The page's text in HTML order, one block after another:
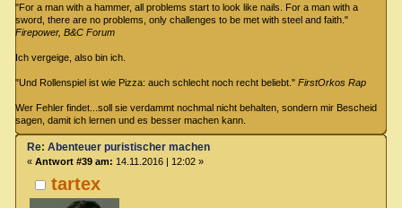
"For a man with a hammer, all problems start to look like nails. For a man with a
sword, there are no problems, only challenges to be met with steel and faith."
Firepower, B&C Forum
Ich vergeige, also bin ich.
"Und Rollenspiel ist wie Pizza: auch schlecht noch recht beliebt."FirstOrkos Rap
Wer Fehler findet...soll sie verdammt nochmal nicht behalten, sondern mir Bescheid
sagen, damit ich lernen und es besser machen kann.
tartex
Re: Abenteuer puristischer machen
« Antwort #39 am: 14.11.2016 | 12:02 »